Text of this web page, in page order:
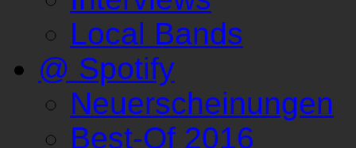
Local Bands
@ Spotify
Neuerscheinungen
Best-Of 2016